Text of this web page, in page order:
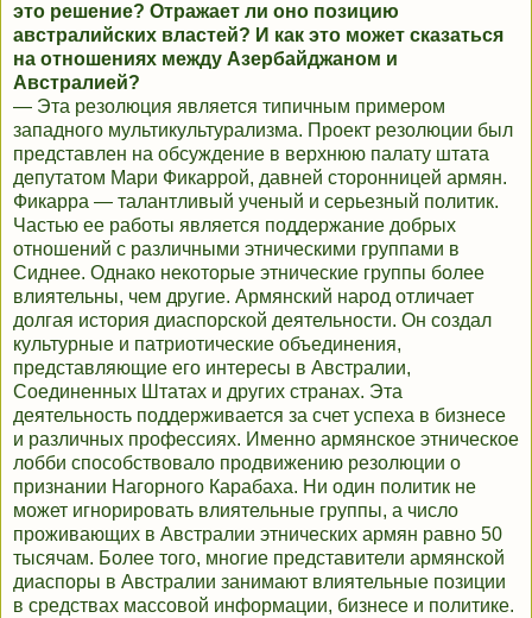
это решение? Отражает ли оно позицию
австралийских властей? И как это может сказаться
на отношениях между Азербайджаном и
Австралией?
— Эта резолюция является типичным примером
западного мультикультурализма. Проект резолюции был
представлен на обсуждение в верхнюю палату штата
депутатом Мари Фикаррой, давней сторонницей армян.
Фикарра — талантливый ученый и серьезный политик.
Частью ее работы является поддержание добрых
отношений с различными этническими группами в
Сиднее. Однако некоторые этнические группы более
влиятельны, чем другие. Армянский народ отличает
долгая история диаспорской деятельности. Он создал
культурные и патриотические объединения,
представляющие его интересы в Австралии,
Соединенных Штатах и других странах. Эта
деятельность поддерживается за счет успеха в бизнесе
и различных профессиях. Именно армянское этническое
лобби способствовало продвижению резолюции о
признании Нагорного Карабаха. Ни один политик не
может игнорировать влиятельные группы, а число
проживающих в Австралии этнических армян равно 50
тысячам. Более того, многие представители армянской
диаспоры в Австралии занимают влиятельные позиции
в средствах массовой информации, бизнесе и политике.